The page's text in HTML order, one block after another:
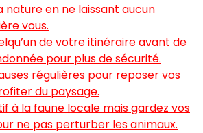
nature en ne laissant aucun
vous.
de votre itinéraire avant de
pour plus de sécurité.
régulières pour reposer vos
du paysage.
à la faune locale mais gardez vos
ne pas perturber les animaux.